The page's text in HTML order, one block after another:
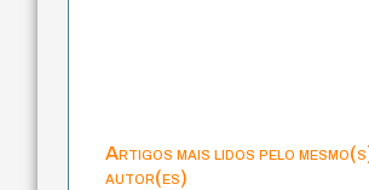
Artigos mais lidos pelo
autor(es)